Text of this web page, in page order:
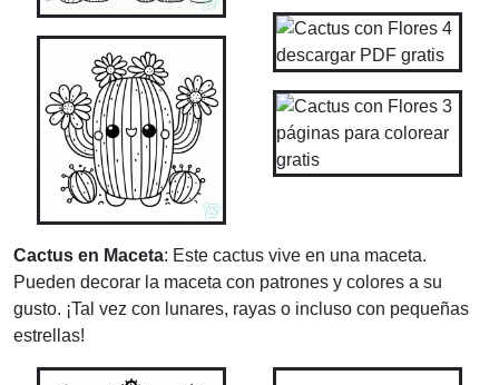
Cactus en Maceta: Este cactus vive en una maceta.
Pueden decorar la maceta con patrones y colores a su
gusto. ¡Tal vez con lunares, rayas o incluso con pequeñas
estrellas!